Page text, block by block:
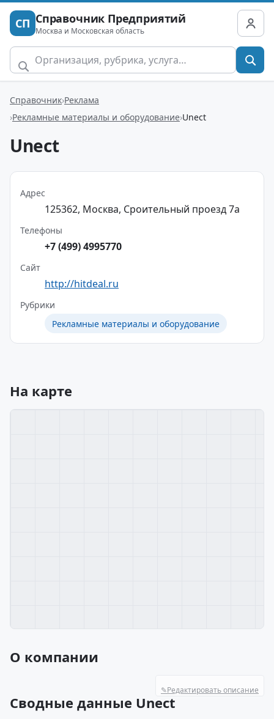
СП Справочник Предприятий
Москва и Московская область
Справочник Реклама
Рекламные материалы и оборудование Unect
Unect
Адрес
125362, Москва, Сроительный проезд 7а
Телефоны
+7 (499) 4995770
Сайт
http://hitdeal.ru
Рубрики
Рекламные материалы и оборудование
На карте
О компании
✎Редактировать описание
Сводные данные Unect